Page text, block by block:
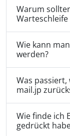
Warum
Warteschleife
Wie kann
werden?
Was passiert,
mail.jp
Wie finde ich
gedrückt